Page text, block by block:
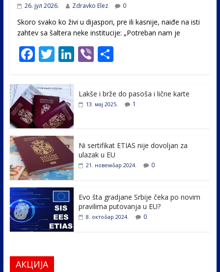
26. јул 2026. Zdravko Elez 0
Skoro svako ko živi u dijaspori, pre ili kasnije, naiđe na isti
zahtev sa šaltera neke institucije: „Potreban nam je
F
e
b
o
o
k
T
itt
er
Li
e
Vi
er
S
ar
e
Lakše i brže do pasoša i lične karte
13. мај 2025. 1
Ni sertifikat ETIAS nije dovoljan za
ulazak u EU
21. новембар 2024. 0
Evo šta gradjane Srbije čeka po novim
pravilima putovanja u EU?
8. октобар 2024. 0
АКЦИЈА